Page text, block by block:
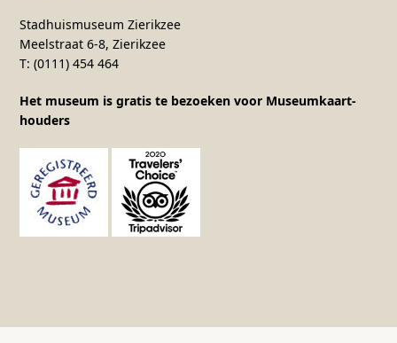
Stadhuismuseum Zierikzee
Meelstraat 6-8, Zierikzee
T: (0111) 454 464
Het museum is gratis te bezoeken voor Museumkaart-
houders